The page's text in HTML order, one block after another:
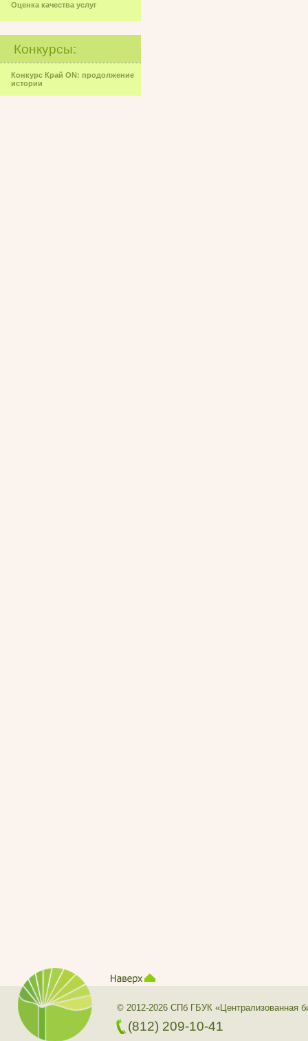
Оценка качества услуг
Конкурсы:
Конкурс Край ON: продолжение
истории
© 2012-2026 СПб ГБУК «Централизованная
(812) 209-10-41